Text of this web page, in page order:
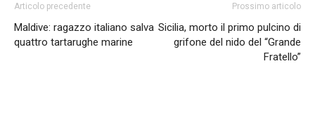
Articolo precedente
Maldive: ragazzo italiano salva
quattro tartarughe marine
Prossimo articolo
Sicilia, morto il primo pulcino di
grifone del nido del “Grande
Fratello”